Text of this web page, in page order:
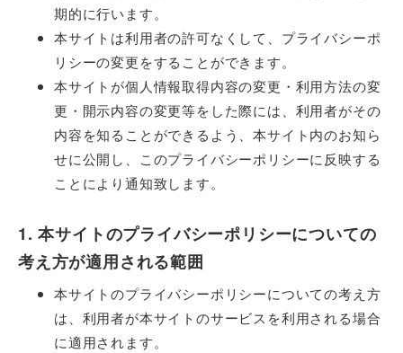
期的に行います。
本サイトは利用者の許可なくして、プライバシーポ
リシーの変更をすることができます。
本サイトが個人情報取得内容の変更・利用方法の変
更・開示内容の変更等をした際には、利用者がその
内容を知ることができるよう、本サイト内のお知ら
せに公開し、このプライバシーポリシーに反映する
ことにより通知致します。
1. 本サイトのプライバシーポリシーについての
考え方が適用される範囲
本サイトのプライバシーポリシーについての考え方
は、利用者が本サイトのサービスを利用される場合
に適用されます。